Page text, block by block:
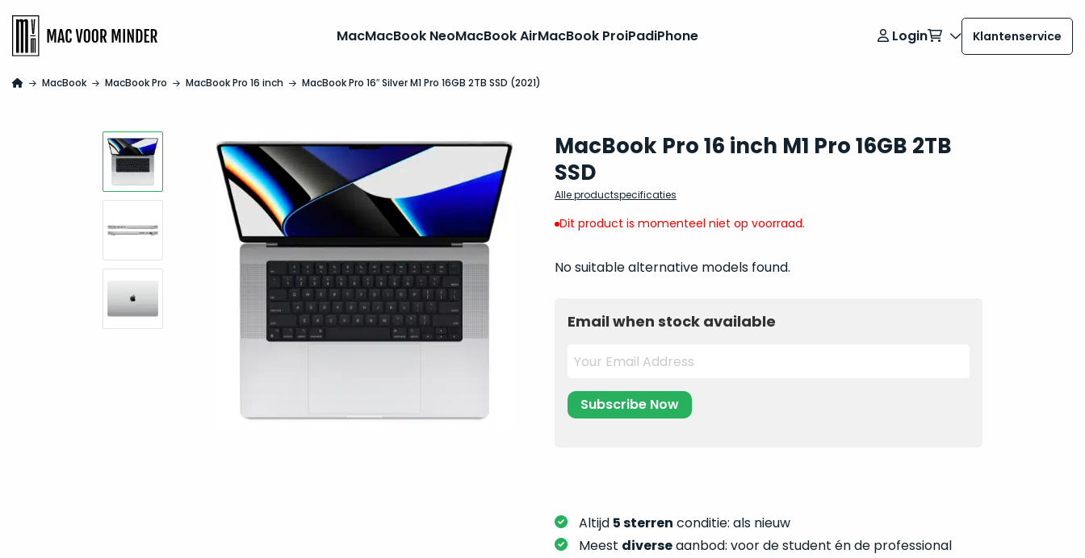
MacMacBook NeoMacBook AirMacBook ProiPadiPhone Login Klantenservice
MacBook MacBook Pro MacBook Pro 16 inch MacBook Pro 16″ Silver M1 Pro 16GB 2TB SSD (2021)
MacBook Pro 16 inch M1 Pro 16GB 2TB
SSD
Alle productspecificaties
Dit product is momenteel niet op voorraad.
No suitable alternative models found.
Email when stock available
Altijd 5 sterren conditie: als nieuw
Meest diverseaanbod: voor de student én de professional